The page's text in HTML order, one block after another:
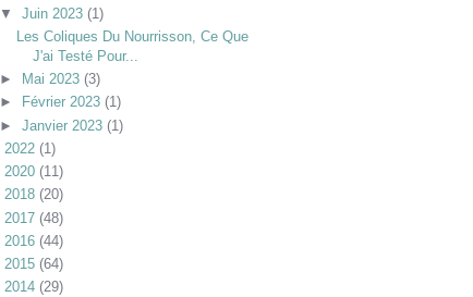
▼
Juin 2023 (1)
Les Coliques Du Nourrisson, Ce Que
J'ai Testé Pour...
►
Mai 2023 (3)
►
Février 2023 (1)
► Janvier 2023 (1)
2022 (1)
2020 (11)
2018 (20)
2017 (48)
2016 (44)
2015 (64)
2014 (29)